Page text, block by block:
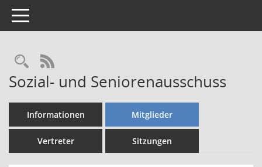
Toggle navigation
Rechercheauswahl
RSS-Feed
Sozial- und Seniorenausschuss
Informationen Mitglieder
Vertreter Sitzungen